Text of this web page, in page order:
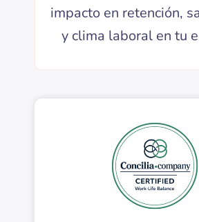
impacto en retención,
y clima laboral en tu